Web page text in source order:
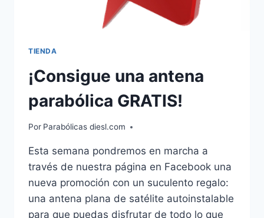
TIENDA
¡Consigue una antena
parabólica GRATIS!
Por Parabólicas diesl.com
Esta semana pondremos en marcha a
través de nuestra página en Facebook una
nueva promoción con un suculento regalo:
una antena plana de satélite autoinstalable
para que puedas disfrutar de todo lo que